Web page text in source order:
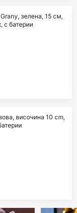
зелена, 15 см,
с батерии
височина 10 cm,